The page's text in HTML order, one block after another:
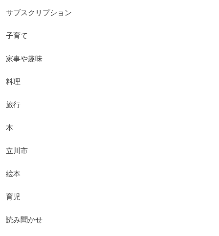
サブスクリプション
子育て
家事や趣味
料理
旅行
本
立川市
絵本
育児
読み聞かせ